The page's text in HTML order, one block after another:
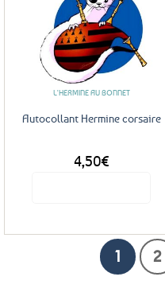
Ajouter
aux
favoris
L'HERMINE AU BONNET
Autocollant Hermine corsaire
4,50€
1 2